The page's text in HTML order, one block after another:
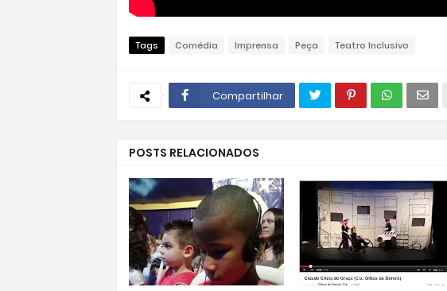
Tags Comédia Imprensa Peça Teatro Inclusivo
Compartilhar
POSTS RELACIONADOS